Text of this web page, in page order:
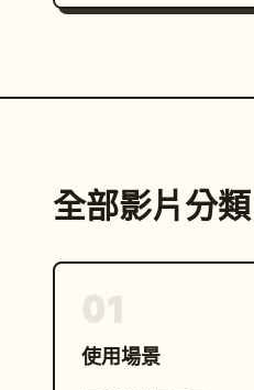
全部影片分類
使用場景